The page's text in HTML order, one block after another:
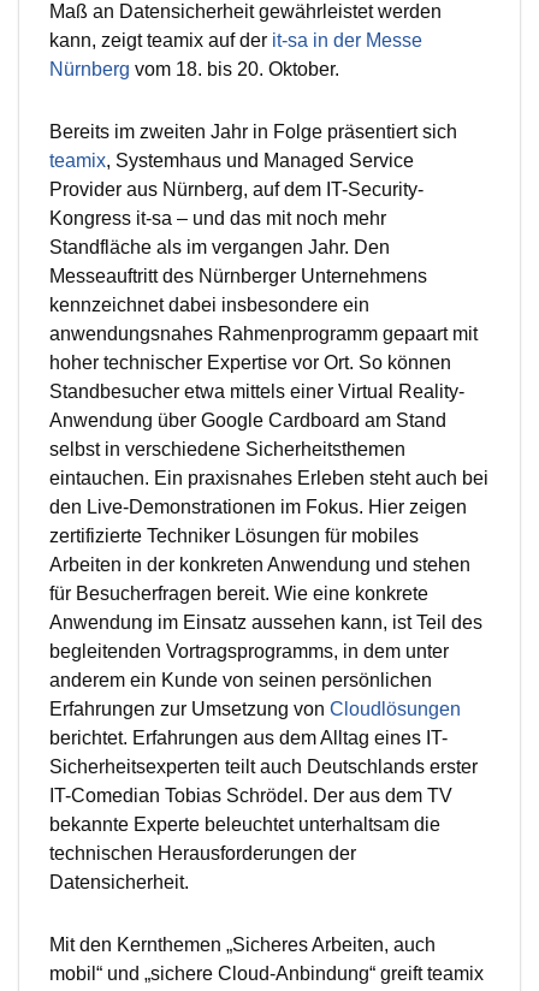
Maß an Datensicherheit gewährleistet werden
kann, zeigt teamix auf der it-sa in der Messe
Nürnberg vom 18. bis 20. Oktober.
Bereits im zweiten Jahr in Folge präsentiert sich
teamix, Systemhaus und Managed Service
Provider aus Nürnberg, auf dem IT-Security-
Kongress it-sa – und das mit noch mehr
Standfläche als im vergangen Jahr. Den
Messeauftritt des Nürnberger Unternehmens
kennzeichnet dabei insbesondere ein
anwendungsnahes Rahmenprogramm gepaart mit
hoher technischer Expertise vor Ort. So können
Standbesucher etwa mittels einer Virtual Reality-
Anwendung über Google Cardboard am Stand
selbst in verschiedene Sicherheitsthemen
eintauchen. Ein praxisnahes Erleben steht auch bei
den Live-Demonstrationen im Fokus. Hier zeigen
zertifizierte Techniker Lösungen für mobiles
Arbeiten in der konkreten Anwendung und stehen
für Besucherfragen bereit. Wie eine konkrete
Anwendung im Einsatz aussehen kann, ist Teil des
begleitenden Vortragsprogramms, in dem unter
anderem ein Kunde von seinen persönlichen
Erfahrungen zur Umsetzung von Cloudlösungen
berichtet. Erfahrungen aus dem Alltag eines IT-
Sicherheitsexperten teilt auch Deutschlands erster
IT-Comedian Tobias Schrödel. Der aus dem TV
bekannte Experte beleuchtet unterhaltsam die
technischen Herausforderungen der
Datensicherheit.
Mit den Kernthemen „Sicheres Arbeiten, auch
mobil“ und „sichere Cloud-Anbindung“ greift teamix